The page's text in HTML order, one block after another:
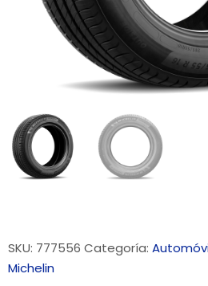
SKU: 777556 Categoría:
Michelin